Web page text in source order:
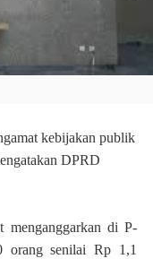
kebijakan publik
DPRD
menganggarkan di P-
orang senilai Rp 1,1